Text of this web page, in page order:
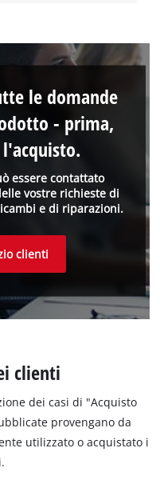
essere contattato
vostre richieste di
e di riparazioni.
le domande
- prima,
clienti
clienti
dei casi di "Acquisto
provengano da
utilizzato o acquistato i